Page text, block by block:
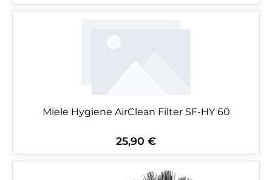
Miele Hygiene AirClean Filter SF-HY 60
Regulärer Preis:
25,90 €